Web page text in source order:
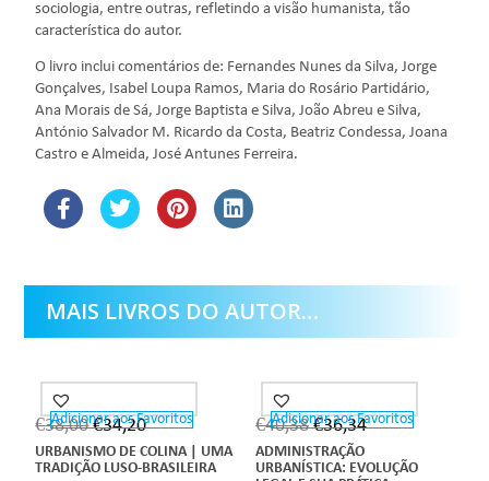
sociologia, entre outras, refletindo a visão humanista, tão
característica do autor.
O livro incluicomentários de: Fernandes Nunes da Silva, Jorge
Gonçalves, Isabel Loupa Ramos, Maria do Rosário Partidário,
Ana Morais de Sá, Jorge Baptista e Silva, João Abreu e Silva,
António Salvador M. Ricardo da Costa, Beatriz Condessa, Joana
Castro e Almeida, José Antunes Ferreira.
MAIS LIVROS DO AUTOR…
Adicionar aos Favoritos
€38,00 €34,20
URBANISMO DE COLINA | UMA
TRADIÇÃO LUSO-BRASILEIRA
Adicionar aos Favoritos
€40,38 €36,34
ADMINISTRAÇÃO
URBANÍSTICA: EVOLUÇÃO